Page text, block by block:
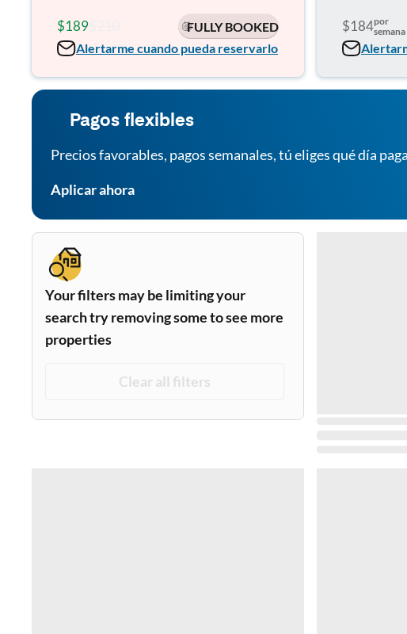
$189
FULLY BOOKED
Alertarme cuando pueda reservarlo
$184por
semana
Pagos flexibles
Precios favorables, pagos semanales, tú eliges qué día
Aplicar ahora
Your filters may be limiting your
search try removing some to see more
properties
Clear all filters